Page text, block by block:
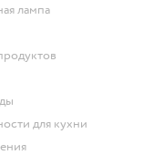
лампа
для кухни